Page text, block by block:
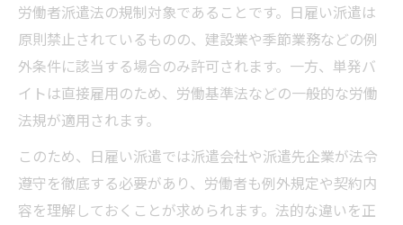
労働者派遣法の規制対象であることです。日雇い派遣は
原則禁止されているものの、建設業や季節業務などの例
外条件に該当する場合のみ許可されます。一方、単発バ
イトは直接雇用のため、労働基準法などの一般的な労働
法規が適用されます。
このため、日雇い派遣では派遣会社や派遣先企業が法令
遵守を徹底する必要があり、労働者も例外規定や契約内
容を理解しておくことが求められます。法的な違いを正